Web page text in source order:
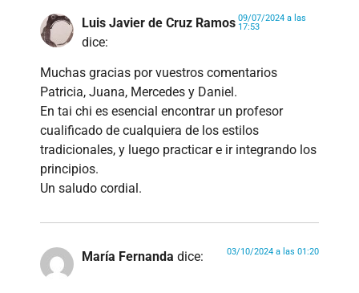
Luis Javier de Cruz Ramos
dice:
09/07/2024 a las
17:53
Muchas gracias por vuestros comentarios
Patricia, Juana, Mercedes y Daniel.
En tai chi es esencial encontrar un profesor
cualificado de cualquiera de los estilos
tradicionales, y luego practicar e ir integrando los
principios.
Un saludo cordial.
María Fernanda dice: 03/10/2024 a las 01:20